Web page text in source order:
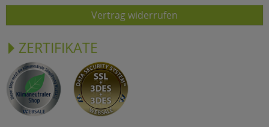
Vertrag widerrufen
ZERTIFIKATE